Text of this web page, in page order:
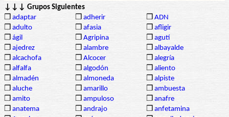
↓↓↓ Grupos Siguientes
❒ adaptar ❒ adherir ❒ ADN
❒ adulto ❒ afasia ❒ afligir
❒ ágil ❒ Agripina ❒ agutí
❒ ajedrez ❒ alambre ❒ albayalde
❒ alcachofa ❒ Alcocer ❒ alegría
❒ alfalfa ❒ algodón ❒ aliento
❒ almadén ❒ almoneda ❒ alpiste
❒ aluche ❒ amarillo ❒ ambuesta
❒ amito ❒ ampuloso ❒ anafre
❒ anatema ❒ andrajo ❒ anfetamina